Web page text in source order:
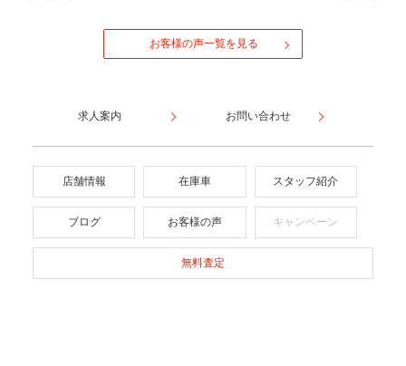
お客様の声一覧を見る
求人案内 お問い合わせ
店舗情報 在庫車 スタッフ紹介
ブログ お客様の声 キャンペーン
無料査定